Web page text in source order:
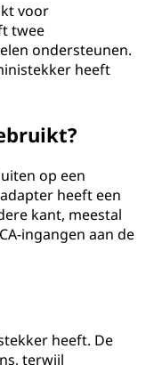
voor
twee
ondersteunen.
heeft
op een
heeft een
kant, meestal
ingangen aan de
heeft. De
terwijl